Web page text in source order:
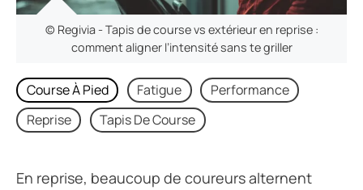
© Regivia - Tapis de course vs extérieur en reprise :
comment aligner l’intensité sans te griller
Course À Pied Fatigue
Performance
Reprise
Tapis De Course
En reprise, beaucoup de coureurs alternent